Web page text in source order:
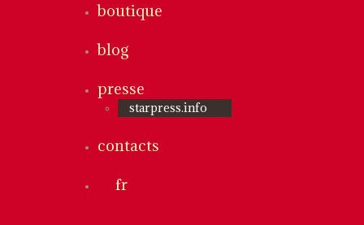
boutique
blog
presse
starpress.info
contacts
fr